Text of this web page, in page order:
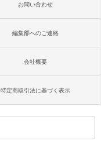
お問い合わせ
編集部へのご連絡
会社概要
特定商取引法に基づく表示